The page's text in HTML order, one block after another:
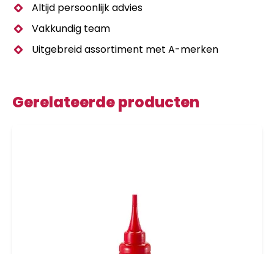
Altijd persoonlijk advies
Vakkundig team
Uitgebreid assortiment met A-merken
Gerelateerde producten